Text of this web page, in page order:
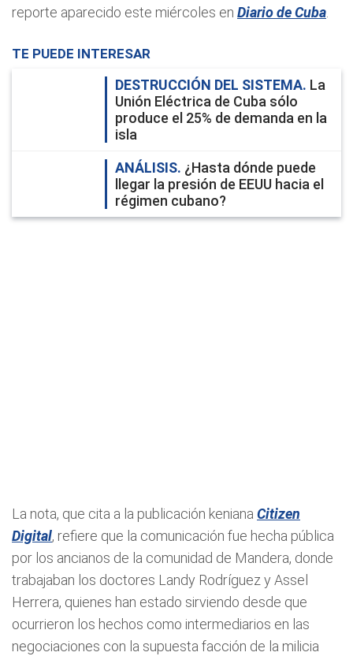
reporte aparecido este miércoles en Diario de Cuba.
TE PUEDE INTERESAR
DESTRUCCIÓN DEL SISTEMA La
Unión Eléctrica de Cuba sólo
produce el 25% de demanda en la
isla
ANÁLISIS ¿Hasta dónde puede
llegar la presión de EEUU hacia el
régimen cubano?
La nota, que cita a la publicación keniana Citizen
Digital, refiere que la comunicación fue hecha pública
por los ancianos de la comunidad de Mandera, donde
trabajaban los doctores Landy Rodríguez y Assel
Herrera, quienes han estado sirviendo desde que
ocurrieron los hechos como intermediarios en las
negociaciones con la supuesta facción de la milicia